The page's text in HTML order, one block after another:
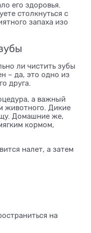
его здоровья.
столкнуться с
запаха изо
ли чистить зубы
– да, это одно из
друга.
а важный
животного. Дикие
Домашние же,
кормом,
налет, а затем
на